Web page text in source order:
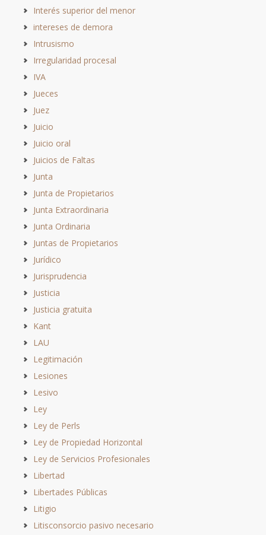
Interés superior del menor
intereses de demora
Intrusismo
Irregularidad procesal
IVA
Jueces
Juez
Juicio
Juicio oral
Juicios de Faltas
Junta
Junta de Propietarios
Junta Extraordinaria
Junta Ordinaria
Juntas de Propietarios
Jurídico
Jurisprudencia
Justicia
Justicia gratuita
Kant
LAU
Legitimación
Lesiones
Lesivo
Ley
Ley de Perls
Ley de Propiedad Horizontal
Ley de Servicios Profesionales
Libertad
Libertades Públicas
Litigio
Litisconsorcio pasivo necesario